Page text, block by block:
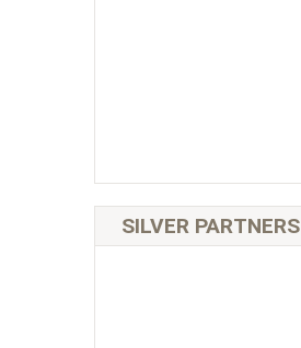
SILVER PARTNERS